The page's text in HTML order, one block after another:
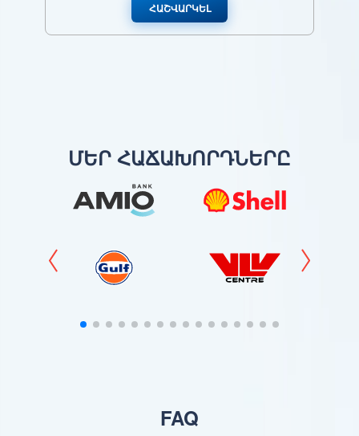
ՀԱՇՎԱՐԿԵԼ
ՄԵՐ ՀԱՃԱԽՈՐԴՆԵՐԸ
FAQ